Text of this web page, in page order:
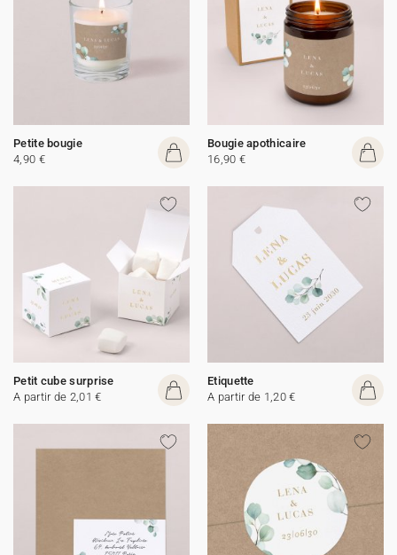
Petite bougie
4,90 €
Bougie apothicaire
16,90 €
Petit cube surprise
A partir de 2,01 €
Etiquette
A partir de 1,20 €